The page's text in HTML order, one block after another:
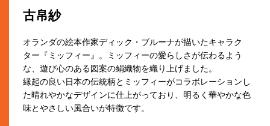
古帛紗
オランダの絵本作家ディック・ブルーナが描いたキャラク
ター『ミッフィー』。ミッフィーの愛らしさが伝わるよう
な、遊び心のある図案の絹織物を織り上げました。
縁起の良い日本の伝統柄とミッフィーがコラボレーションし
た晴れやかなデザインに仕上がっており、明るく華やかな色
味とやさしい風合いが特徴です。